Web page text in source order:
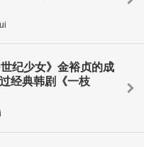
纪少女》金裕贞的成
经典韩剧《一枝